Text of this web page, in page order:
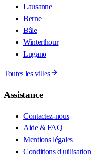
Lausanne
Berne
Bâle
Winterthour
Lugano
Toutes les villes
Assistance
Contactez-nous
Aide & FAQ
Mentions légales
Conditions d'utilisation